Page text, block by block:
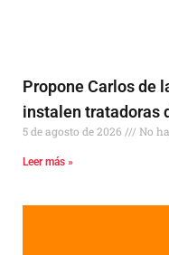
Propone Carlos de
instalen tratadoras
5 de agosto de 2026 No
Leer más »